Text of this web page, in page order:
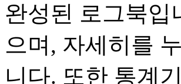
완성된 로그북입
으며, 자세히를
니다. 또한 통계